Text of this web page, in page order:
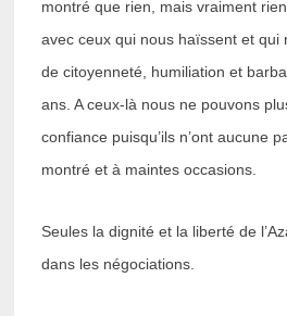
montré que rien, mais vraiment
avec ceux qui nous haïssent et qui
de citoyenneté, humiliation et
ans. A ceux-là nous ne pouvons
confiance puisqu’ils n’ont aucune
montré et à maintes occasions.
Seules la dignité et la liberté de
dans les négociations.